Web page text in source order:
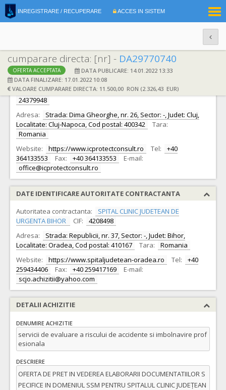
INREGISTRARE / RECUPERARE ACCES IN SISTEM
cumparare directa: [nr] - DA29770740
OFERTA ACCEPTATA
DATA PUBLICARE: 14.01.2022 13:33
DATA FINALIZARE: 17.01.2022 10:08
VALOARE CUMPARARE DIRECTA: 11.500,00 RON (2.326,43 EUR)
DATE IDENTIFICARE OFERTANT
Ofertant: S.C. SC IC PROTECT CONSULT SRL S.R.L.
CIF:
24379948
Adresa:
Strada: Dima Gheorghe, nr. 26, Sector: -, Judet: Cluj,
Localitate: Cluj-Napoca, Cod postal: 400342
Tara:
Romania
Website:
https://www.icprotectconsult.ro Tel:
+40
364133553
Fax: +40 364133553
E-mail:
office@icprotectconsult.ro
DATE IDENTIFICARE AUTORITATE CONTRACTANTA
Autoritatea contractanta:
SPITAL CLINIC JUDETEAN DE
URGENTA BIHOR
CIF:
4208498
Adresa:
Strada: Republicii, nr. 37, Sector: -, Judet: Bihor,
Localitate: Oradea, Cod postal: 410167
Tara:
Romania
Website:
https://www.spitaljudetean-oradea.ro Tel:
+40
259434406
Fax: +40 259417169
E-mail:
scjo.achizitii@yahoo.com
DETALII ACHIZITIE
DENUMIRE ACHIZITIE
servicii de evaluare a riscului de accidente si imbolnavire prof
esionala
DESCRIERE
OFERTA DE PRET IN VEDEREA ELABORARII DOCUMENTATIILOR S
PECIFICE IN DOMENIUL SSM PENTRU SPITALUL CLINIC JUDEȚEAN